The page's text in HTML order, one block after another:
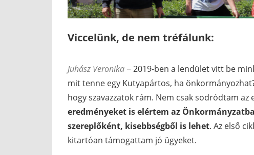
Viccelünk, de nem tréfálunk:
Juhász Veronika− 2019-ben a lendület vitt be
mit tenne egy Kutyapártos, ha
hogy szavazzatok rám. Nem csak sodródtam az
eredményeket is elértem az
szereplőként, kisebbségből is lehet. Az első
kitartóan támogattam jó ügyeket.